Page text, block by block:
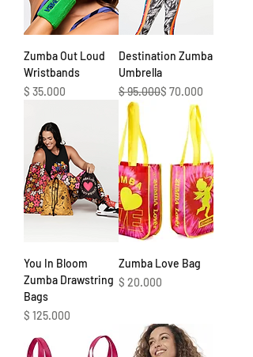
Zumba Out Loud
Wristbands
Precio
$ 35.000
Destination Zumba
Umbrella
Precio
$ 95.000
Precio de oferta
$ 70.000
You In Bloom
Zumba Drawstring
Bags
Precio
$ 125.000
Zumba Love Bag
Precio
$ 20.000